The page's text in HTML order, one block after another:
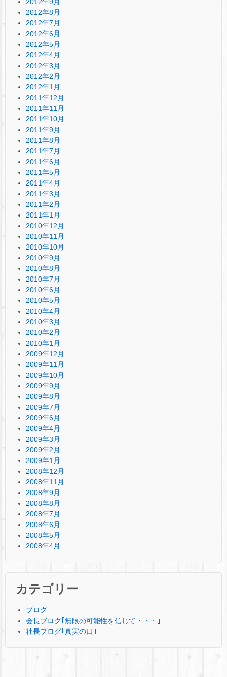
2012年8月
2012年7月
2012年6月
2012年5月
2012年4月
2012年3月
2012年2月
2012年1月
2011年12月
2011年11月
2011年10月
2011年9月
2011年8月
2011年7月
2011年6月
2011年5月
2011年4月
2011年3月
2011年2月
2011年1月
2010年12月
2010年11月
2010年10月
2010年9月
2010年8月
2010年7月
2010年6月
2010年5月
2010年4月
2010年3月
2010年2月
2010年1月
2009年12月
2009年11月
2009年10月
2009年9月
2009年8月
2009年7月
2009年6月
2009年4月
2009年3月
2009年2月
2009年1月
2008年12月
2008年11月
2008年9月
2008年8月
2008年7月
2008年6月
2008年5月
2008年4月
カテゴリー
ブログ
会長ブログ｢無限の可能性を信じて・・・｣
社長ブログ｢真実の口｣